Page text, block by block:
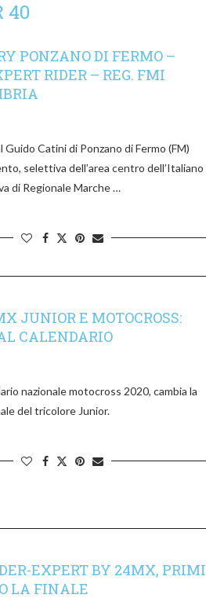
40
PONZANO DI FERMO –
RIDER – REG. FMI
Guido Catini di Ponzano di Fermo (FM)
selettiva dell’area centro dell’Italiano
di Regionale Marche …
JUNIOR E MOTOCROSS:
CALENDARIO
nazionale motocross 2020, cambia la
del tricolore Junior.
EXPERT BY 24MX, PRIMI
LA FINALE